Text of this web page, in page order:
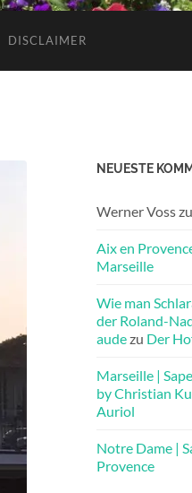
DISCLAIMER
NEUESTE
Werner Vosszu
Aix en
Marseille
Wie man
der Roland-
audezu Der
Marseille |
by Christian
Auriol
Notre Dame |
Provence